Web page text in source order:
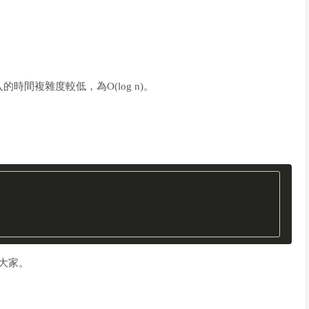
時間複雜度較低， 為O(log n)。
家。